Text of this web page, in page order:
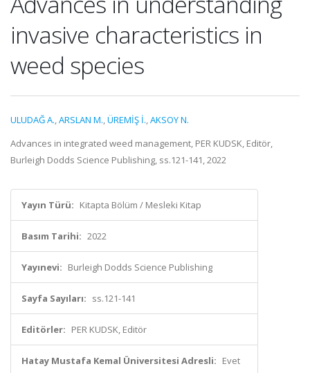
invasive characteristics in
weed species
ULUDAĞ A.,ARSLAN M.,ÜREMİŞ İ.,AKSOY N.
Advances in integrated weed management, PER KUDSK, Editör,
Burleigh Dodds Science Publishing, ss.121-141, 2022
Yayın Türü: Kitapta Bölüm / Mesleki Kitap
Basım Tarihi: 2022
Yayınevi: Burleigh Dodds Science Publishing
Sayfa Sayıları: ss.121-141
Editörler: PER KUDSK, Editör
Hatay Mustafa Kemal Üniversitesi Adresli: Evet